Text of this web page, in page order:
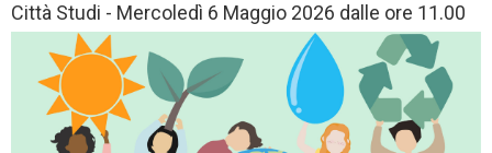
Città Studi - Mercoledì 6 Maggio 2026 dalle ore 11.00